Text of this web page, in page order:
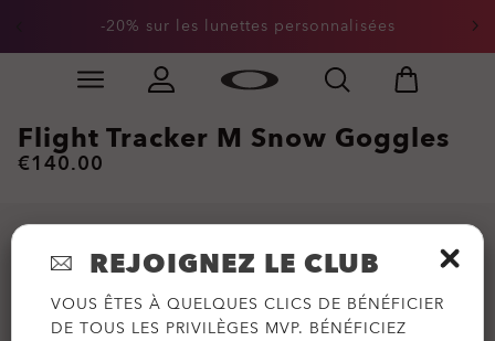
Skip to
-20% sur les lunettes personnalisées
Slide 1 of 2. -20% sur les lunettes personnalisées
Flight Tracker M Snow Goggles
€140.00
REJOIGNEZ LE CLUB
VOUS ÊTES À QUELQUES CLICS DE BÉNÉFICIER
DE TOUS LES PRIVILÈGES MVP. BÉNÉFICIEZ